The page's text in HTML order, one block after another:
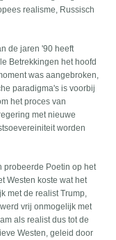
realisme, Russisch
de jaren '90 heeft
Betrekkingen het hoofd
was aangebroken,
paradigma's is voorbij
het proces van
met nieuwe
worden
probeerde Poetin op het
Westen koste wat het
met de realist Trump,
vrij onmogelijk met
als realist dus tot de
Westen, geleid door